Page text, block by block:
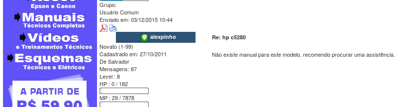
Grupo:
Usuário Comum
Enviado em: 03/12/2015 10:44
alexpinho Re: hp c5280
Novato (1-99)
Cadastrado em: 27/10/2011
DeSalvador
Mensagens: 87
Level : 8
HP : 0 / 182
MP : 29 / 7878
Não existe manual para este modelo, recomendo procurar uma assistência.